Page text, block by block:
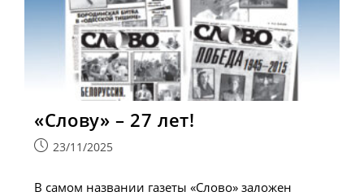
«Слову» – 27 лет!
Запись23/11/2025
В самом названии газеты «Слово» заложен